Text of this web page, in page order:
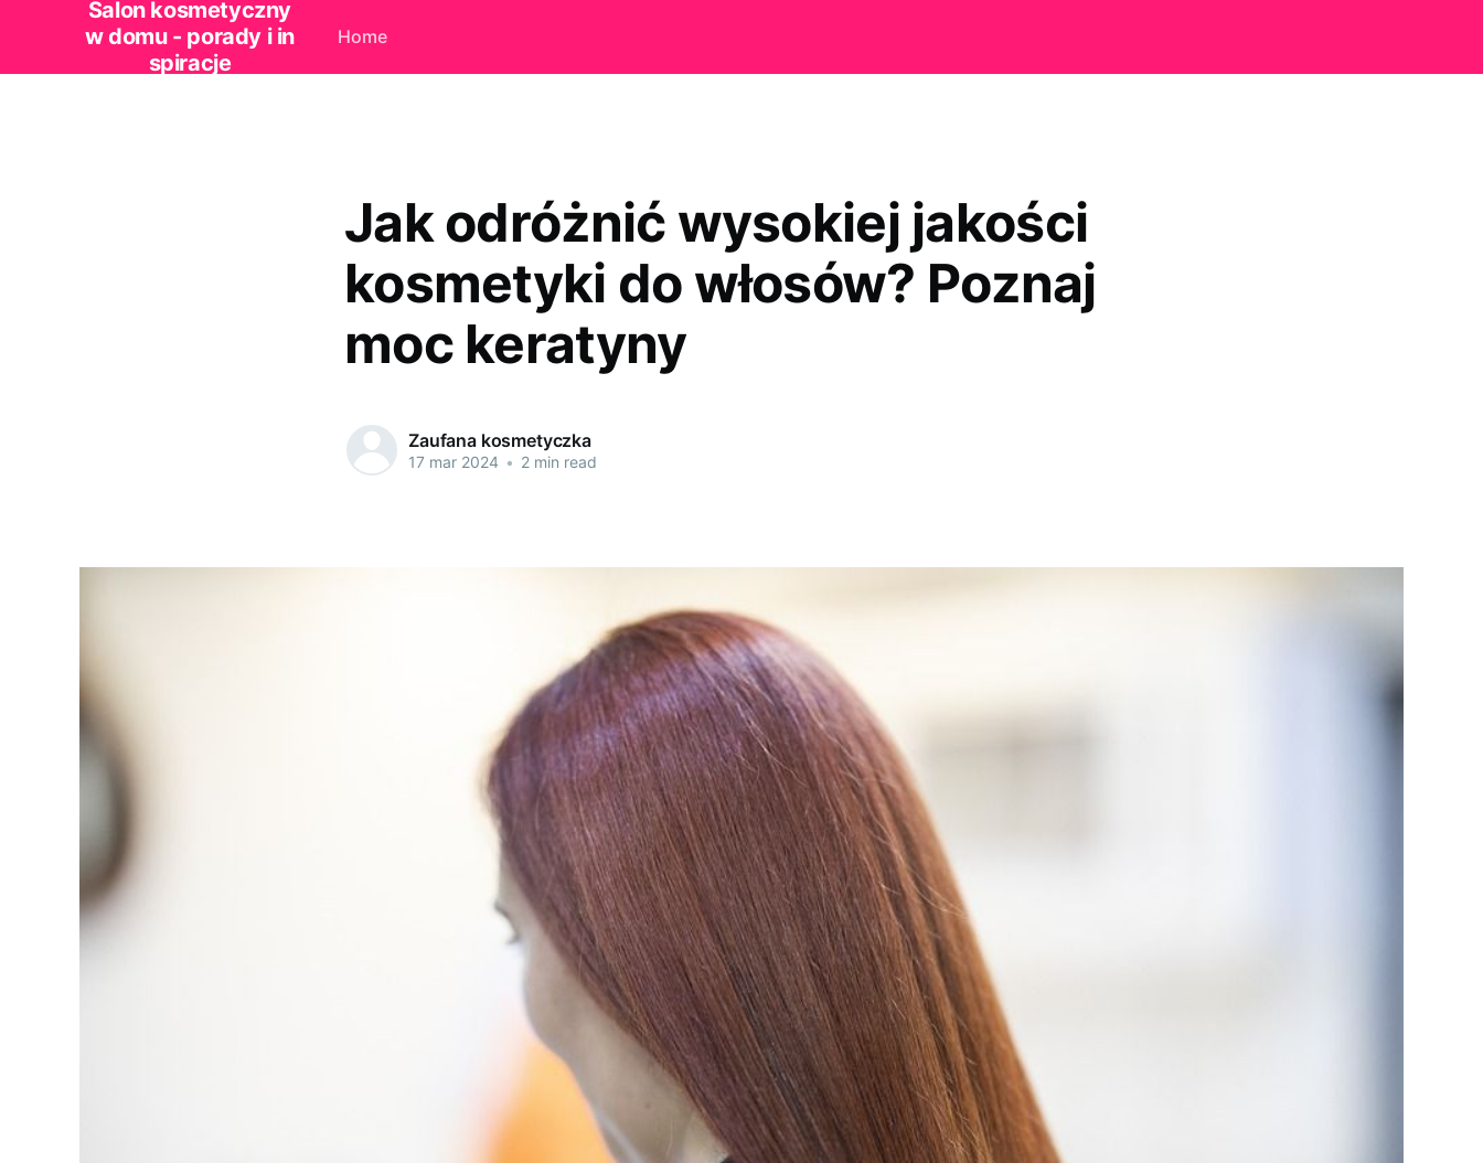
Salon kosmetyczny
w domu - porady i in
spiracje
Home
Jak odróżnić wysokiej jakości
kosmetyki do włosów? Poznaj
moc keratyny
Zaufana kosmetyczka
17 mar 2024 • 2 min read